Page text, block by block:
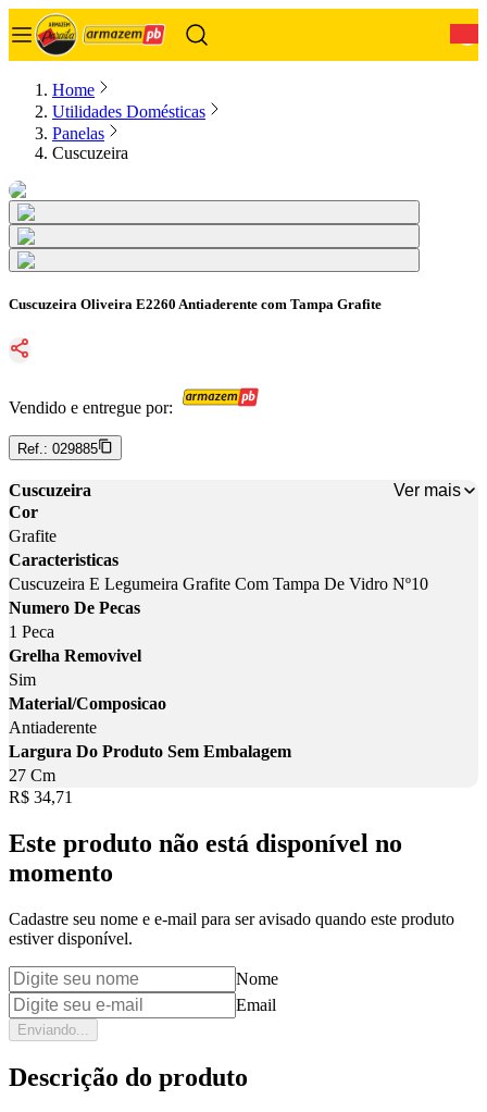
Home
Utilidades Domésticas
Panelas
Cuscuzeira
Cuscuzeira Oliveira E2260 Antiaderente com Tampa Grafite
Vendido e entregue por:
Ref.: 029885
Cuscuzeira
Ver mais
Cor
Grafite
Caracteristicas
Cuscuzeira E Legumeira Grafite Com Tampa De Vidro Nº10
Numero De Pecas
1 Peca
Grelha Removivel
Sim
Material/Composicao
Antiaderente
Largura Do Produto Sem Embalagem
27 Cm
Price:
R$ 34,71
Este produto não está disponível no
momento
Cadastre seu nome e e-mail para ser avisado quando este produto
estiver disponível.
Nome
Email
Enviando...
Descrição do produto